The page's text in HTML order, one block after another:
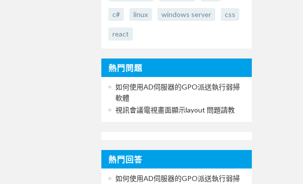
c# linux windows server css
react
熱門問題
如何使用AD伺服器的GPO派送執行弱掃
軟體
視訊會議電視畫面顯示layout 問題請教
熱門回答
如何使用AD伺服器的GPO派送執行弱掃